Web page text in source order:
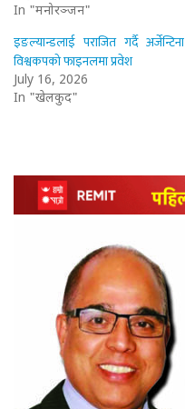
In "मनोरञ्जन"
इङल्यान्डलाई पराजित गर्दै अर्जेन्टिना
विश्वकपको फाइनलमा प्रवेश
July 16, 2026
In "खेलकुद"